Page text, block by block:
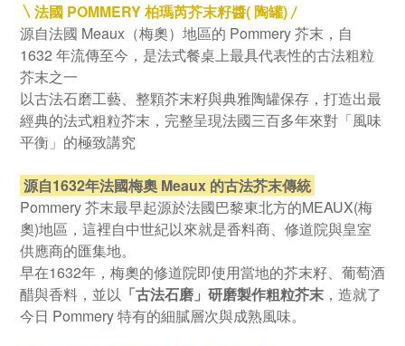
〵法國 POMMERY 柏瑪芮芥末籽醬( 陶罐)〳
源自法國 Meaux（梅奧）地區的 Pommery 芥末，自
1632 年流傳至今，是法式餐桌上最具代表性的古法粗粒
芥末之一
以古法石磨工藝、 整顆芥末籽與典雅陶罐保存， 打造出最
經典的法式粗粒芥末， 完整呈現法國三百多年來對「風味
平衡」的極致講究
源自1632年法國梅奧 Meaux 的古法芥末傳統
Pommery 芥末最早起源於法國巴黎東北方的MEAUX(梅
奧)地區，這裡自中世紀以來就是香料商、修道院與皇室
供應商的匯集地。
早在1632年，梅奧的修道院即使用當地的芥末籽、葡萄酒
醋與香料，並以 「古法石磨」研磨製作粗粒芥末 ，造就了
今日 Pommery 特有的細膩層次與成熟風味。